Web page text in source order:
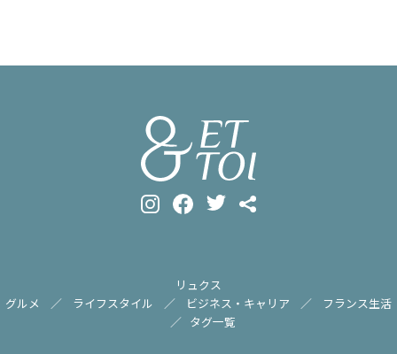
リュクス
グルメ
ライフスタイル ビジネス・キャリア
フランス生活
タグ一覧